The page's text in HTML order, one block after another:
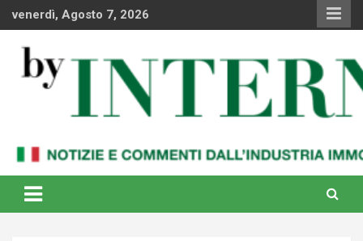
venerdì, Agosto 7, 2026
By Internews
internazionale